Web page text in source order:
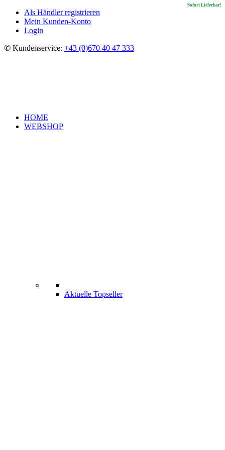
Als Händler registrieren
Mein Kunden-Konto
Login
✆ Kundenservice: +43 (0)670 40 47 333
HOME
WEBSHOP
Aktuelle Topseller
Sofort Lieferbar!
Sofort Lieferbar!
Sofort Lieferbar!
Sofort Lieferbar!